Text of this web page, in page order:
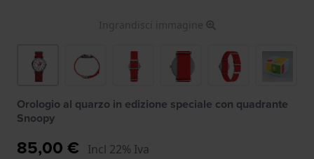
Ingrandisci immagine
Orologio al quarzo in edizione speciale con quadrante
Snoopy
85,00 € Incl 22% Iva